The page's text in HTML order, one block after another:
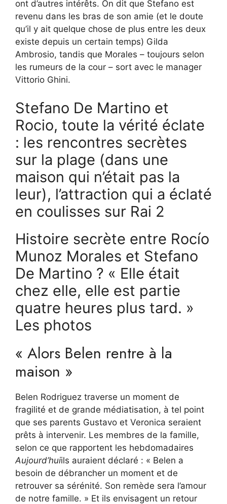
ont d’autres intérêts. On dit que Stefano est
revenu dans les bras de son amie (et le doute
qu’il y ait quelque chose de plus entre les deux
existe depuis un certain temps) Gilda
Ambrosio, tandis que Morales – toujours selon
les rumeurs de la cour – sort avec le manager
Vittorio Ghini.
Stefano De Martino et
Rocio, toute la vérité éclate
: les rencontres secrètes
sur la plage (dans une
maison qui n’était pas la
leur), l’attraction qui a éclaté
en coulisses sur Rai 2
Histoire secrète entre Rocío
Munoz Morales et Stefano
De Martino ? « Elle était
chez elle, elle est partie
quatre heures plus tard. »
Les photos
« Alors Belen rentre à la
maison »
Belen Rodriguez traverse un moment de
fragilité et de grande médiatisation, à tel point
que ses parents Gustavo et Veronica seraient
prêts à intervenir. Les membres de la famille,
selon ce que rapportent les hebdomadaires
Aujourd’huiils auraient déclaré : « Belen a
besoin de débrancher un moment et de
retrouver sa sérénité. Son remède sera l’amour
de notre famille. » Et ils envisagent un retour